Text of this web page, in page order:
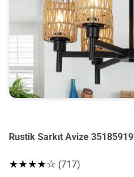
Rustik Sarkıt Avize 35185919
★★★★☆ (717)